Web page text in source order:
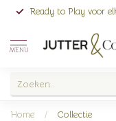
Ready to Play voor
MENU
Home / Collectie